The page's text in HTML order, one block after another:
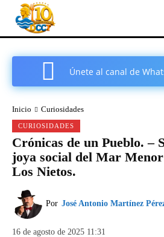
Únete al canal de
Inicio Curiosidades
CURIOSIDADES
Crónicas de un Pueblo. –
joya social del Mar
Los Nietos.
Por José Antonio Martínez
16 de agosto de 2025 11:31